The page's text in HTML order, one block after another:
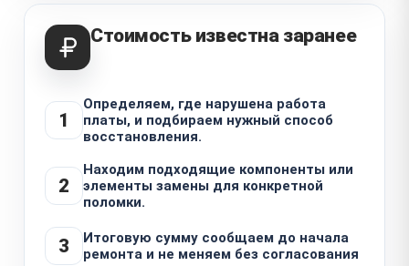
Стоимость известна заранее
1
Определяем, где нарушена работа
платы, и подбираем нужный способ
восстановления.
2
Находим подходящие компоненты или
элементы замены для конкретной
поломки.
3
Итоговую сумму сообщаем до начала
ремонта и не меняем без согласования